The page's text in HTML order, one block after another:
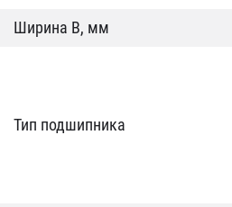
Ширина B, мм
Тип подшипника